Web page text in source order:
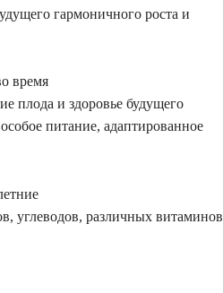
гармоничного роста и
время
плода и здоровье будущего
питание, адаптированное
углеводов, различных витаминов